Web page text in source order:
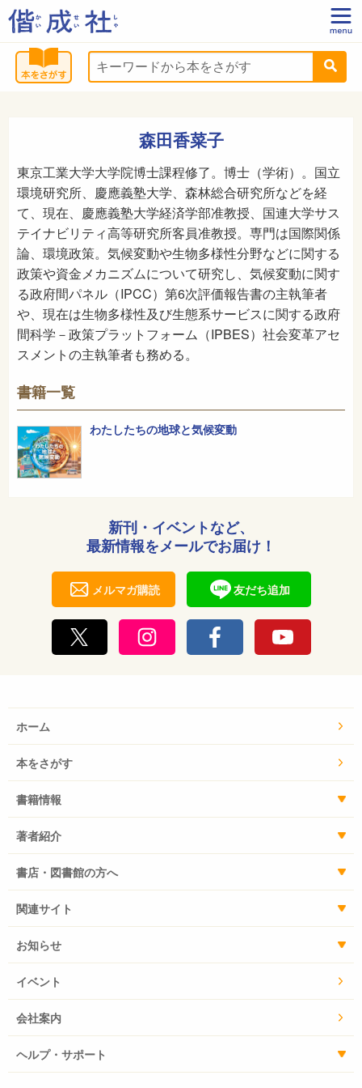
森田香菜子
東京工業大学大学院博士課程修了。博士（学術）。国立
環境研究所、慶應義塾大学、森林総合研究所などを経
て、現在、慶應義塾大学経済学部准教授、国連大学サス
テイナビリティ高等研究所客員准教授。専門は国際関係
論、環境政策。気候変動や生物多様性分野などに関する
政策や資金メカニズムについて研究し、気候変動に関す
る政府間パネル（IPCC）第6次評価報告書の主執筆者
や、現在は生物多様性及び生態系サービスに関する政府
間科学－政策プラットフォーム（IPBES）社会変革アセ
スメントの主執筆者も務める。
書籍一覧
わたしたちの地球と気候変動
新刊・イベントなど、
最新情報をメールでお届け！
メルマガ購読 友だち追加
ホーム
本をさがす
書籍情報
著者紹介
書店・図書館の方へ
関連サイト
お知らせ
イベント
会社案内
ヘルプ・サポート